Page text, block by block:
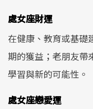
處女座財運
在健康、教育或基礎
期的獲益；老朋友帶
學習與新的可能性。
處女座戀愛運